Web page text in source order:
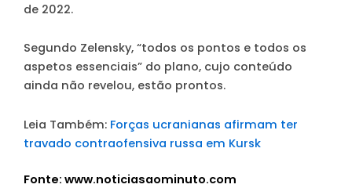
de 2022.
Segundo Zelensky, “todos os pontos e todos os
aspetos essenciais” do plano, cujo conteúdo
ainda não revelou, estão prontos.
Leia Também: Forças ucranianas afirmam ter
travado contraofensiva russa em Kursk
Fonte: www.noticiasaominuto.com